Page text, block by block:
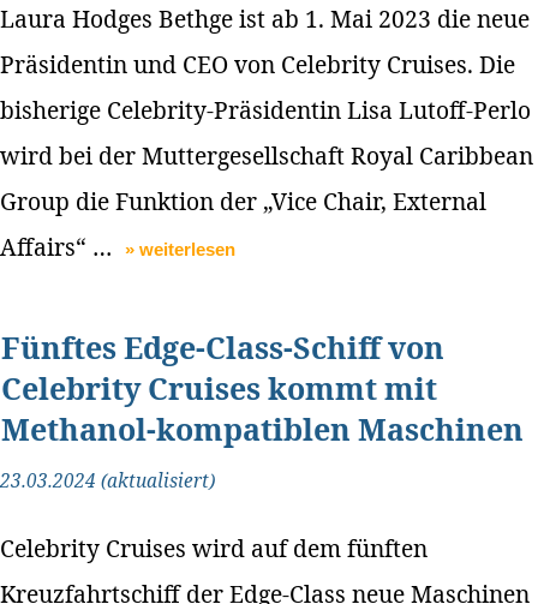
Laura Hodges Bethge ist ab 1. Mai 2023 die neue
Präsidentin und CEO von Celebrity Cruises. Die
bisherige Celebrity-Präsidentin Lisa Lutoff-Perlo
wird bei der Muttergesellschaft Royal Caribbean
Group die Funktion der „Vice Chair, External
Affairs“ …
» weiterlesen
Fünftes Edge-Class-Schiff von
Celebrity Cruises kommt mit
Methanol-kompatiblen Maschinen
23.03.2024 (aktualisiert)
Celebrity Cruises wird auf dem fünften
Kreuzfahrtschiff der Edge-Class neue Maschinen